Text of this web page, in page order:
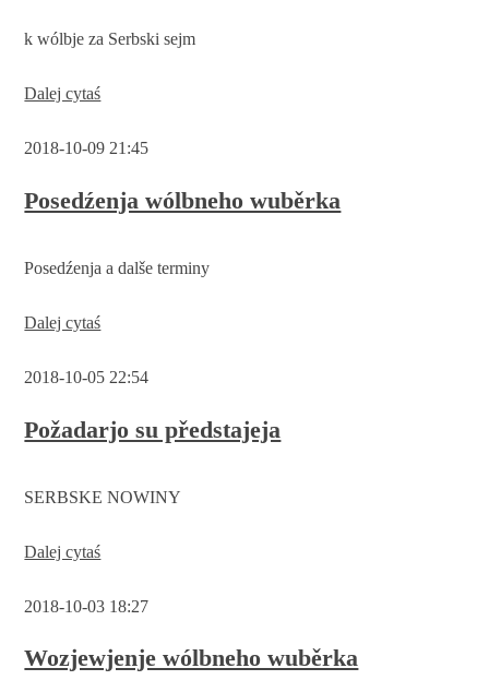
aktery
k wólbje za Serbski sejm
Dalej cytaśNjebjelčanski
2018-10-09 21:45
Posedźenja wólbneho wuběrka
Posedźenja a dalše terminy
Dalej cytaśPosedźenja
2018-10-05 22:54
Požadarjo su předstajeja
SERBSKE NOWINY
Dalej cytaśPožadarjo
2018-10-03 18:27
Wozjewjenje wólbneho wuběrka